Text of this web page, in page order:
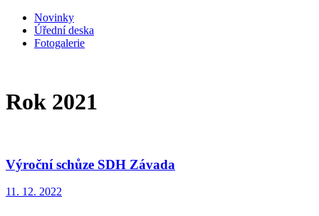
Novinky
Úřední deska
Fotogalerie
Rok 2021
Výroční schůze SDH Závada
11. 12. 2022